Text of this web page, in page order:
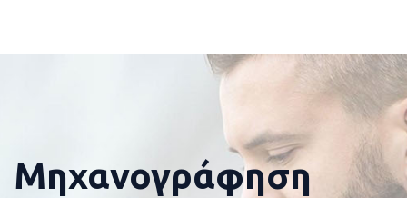
Μηχανογράφηση